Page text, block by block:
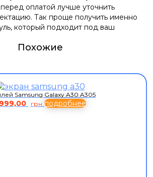
оплатой лучше уточнить
Так проще получить именно
который подходит под ваш
Похожие
Samsung Galaxy A30 A305
грн подробнее